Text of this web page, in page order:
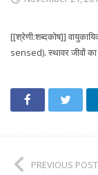
अयोध्या
[[श्रेणी:शब्दकोष]]
sensed). स्थावर जीवों
PREVIOUS POST